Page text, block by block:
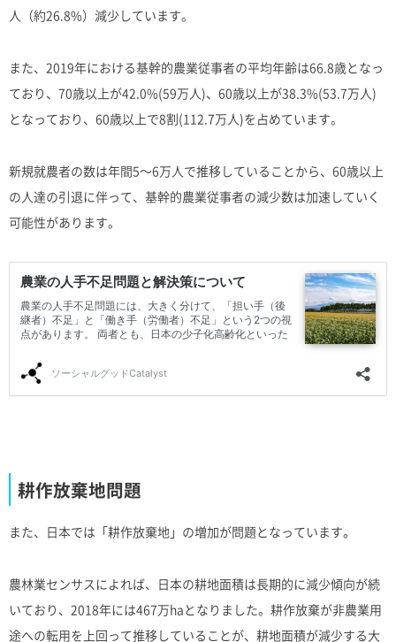
人（約26.8%）減少しています。
また、2019年における基幹的農業従事者の平均年齢は66.8歳となっ
ており、70歳以上が42.0%(59万人)、60歳以上が38.3%(53.7万人)
となっており、60歳以上で8割(112.7万人)を占めています。
新規就農者の数は年間5〜6万人で推移していることから、60歳以上
の人達の引退に伴って、基幹的農業従事者の減少数は加速していく
可能性があります。
耕作放棄地問題
また、日本では「耕作放棄地」の増加が問題となっています。
農林業センサスによれば、日本の耕地面積は長期的に減少傾向が続
いており、2018年には467万haとなりました。耕作放棄が非農業用
途への転用を上回って推移していることが、耕地面積が減少する大